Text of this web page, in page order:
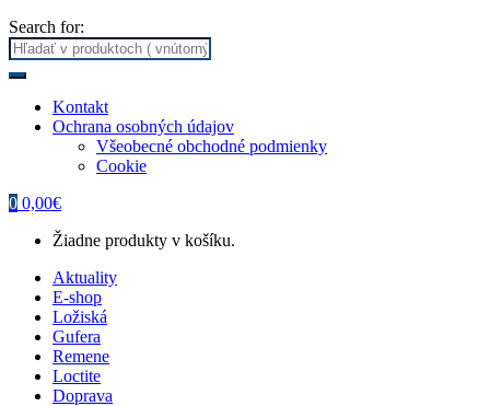
Search for:
Kontakt
Ochrana osobných údajov
Všeobecné obchodné podmienky
Cookie
0 0,00€
Žiadne produkty v košíku.
Aktuality
E-shop
Ložiská
Gufera
Remene
Loctite
Doprava